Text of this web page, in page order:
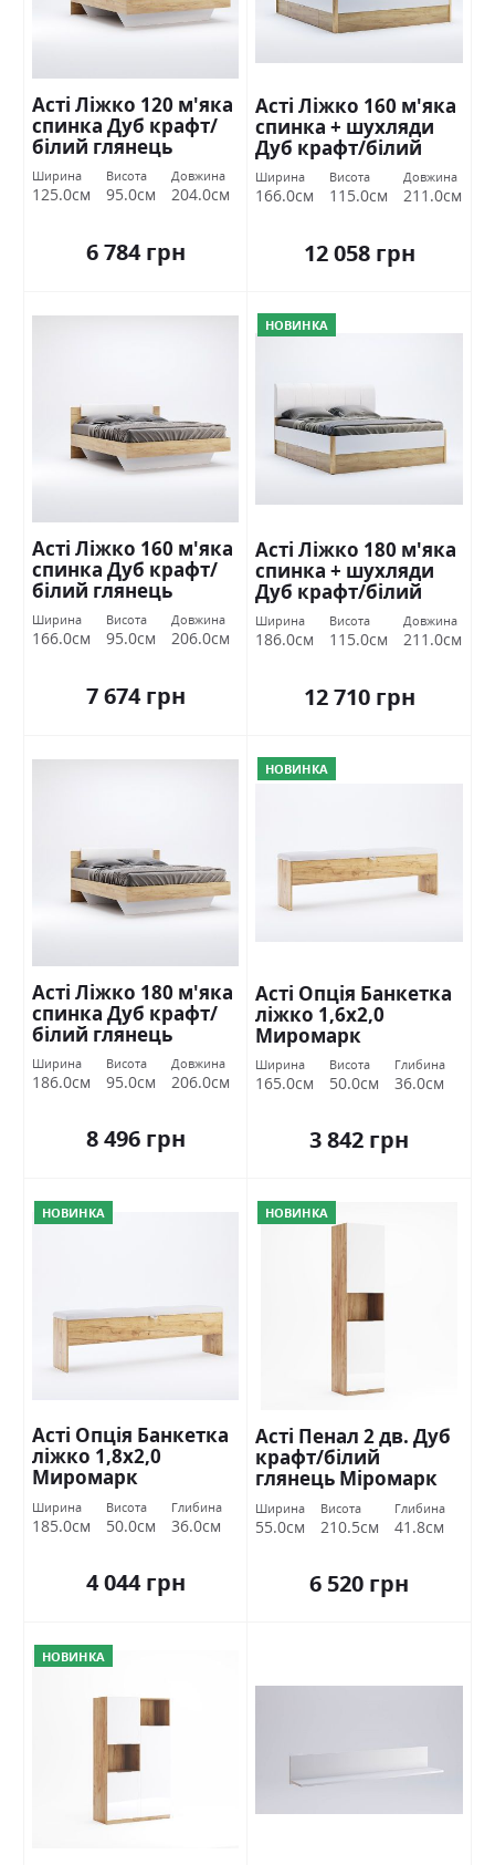
Асті Ліжко 120 м'яка
спинка Дуб крафт/
білий глянець
Міромарк
Ширина
125.0см
Висота
95.0см
Довжина
204.0см
6 784 грн
Асті Ліжко 160 м'яка
спинка + шухляди
Дуб крафт/білий
глянець Міромарк
Ширина
166.0см
Висота
115.0см
Довжина
211.0см
12 058 грн
Асті Ліжко 160 м'яка
спинка Дуб крафт/
білий глянець
Міромарк
Ширина
166.0см
Висота
95.0см
Довжина
206.0см
7 674 грн
НОВИНКА
Асті Ліжко 180 м'яка
спинка + шухляди
Дуб крафт/білий
глянець Міромарк
Ширина
186.0см
Висота
115.0см
Довжина
211.0см
12 710 грн
Асті Ліжко 180 м'яка
спинка Дуб крафт/
білий глянець
Міромарк
Ширина
186.0см
Висота
95.0см
Довжина
206.0см
8 496 грн
НОВИНКА
Асті Опція Банкетка
ліжко 1,6х2,0
Миромарк
Ширина
165.0см
Висота
50.0см
Глибина
36.0см
3 842 грн
НОВИНКА
Асті Опція Банкетка
ліжко 1,8х2,0
Миромарк
Ширина
185.0см
Висота
50.0см
Глибина
36.0см
4 044 грн
НОВИНКА
Асті Пенал 2 дв. Дуб
крафт/білий
глянець Міромарк
Ширина
55.0см
Висота
210.5см
Глибина
41.8см
6 520 грн
НОВИНКА